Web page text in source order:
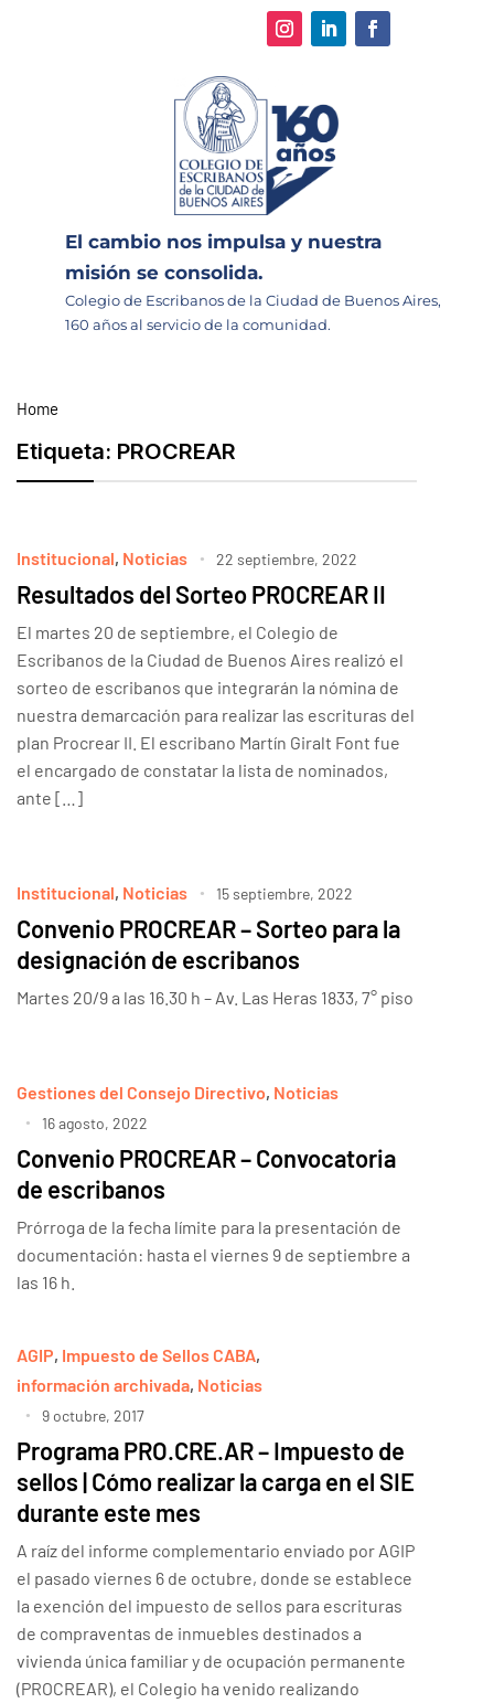
El cambio nos impulsa y nuestra
misión se consolida.
Colegio de Escribanos de la Ciudad de Buenos Aires,
160 años al servicio de la comunidad.
Home
Etiqueta: PROCREAR
Institucional, Noticias 22 septiembre, 2022
Resultados del Sorteo PROCREAR II
El martes 20 de septiembre, el Colegio de
Escribanos de la Ciudad de Buenos Aires realizó el
sorteo de escribanos que integrarán la nómina de
nuestra demarcación para realizar las escrituras del
plan Procrear II. El escribano Martín Giralt Font fue
el encargado de constatar la lista de nominados,
ante […]
Institucional, Noticias 15 septiembre, 2022
Convenio PROCREAR – Sorteo para la
designación de escribanos
Martes 20/9 a las 16.30 h – Av. Las Heras 1833, 7° piso
Gestiones del Consejo Directivo, Noticias
16 agosto, 2022
Convenio PROCREAR – Convocatoria
de escribanos
Prórroga de la fecha límite para la presentación de
documentación: hasta el viernes 9 de septiembre a
las 16 h.
AGIP, Impuesto de Sellos CABA,
información archivada, Noticias
9 octubre, 2017
Programa PRO.CRE.AR – Impuesto de
sellos | Cómo realizar la carga en el SIE
durante este mes
A raíz del informe complementario enviado por AGIP
el pasado viernes 6 de octubre, donde se establece
la exención del impuesto de sellos para escrituras
de compraventas de inmuebles destinados a
vivienda única familiar y de ocupación permanente
(PROCREAR), el Colegio ha venido realizando